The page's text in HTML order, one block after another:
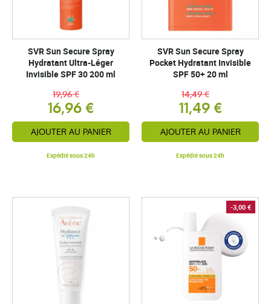
SVR Sun Secure Spray
Hydratant Ultra-Léger
Invisible SPF 30 200 ml
16,96 €
19,96 €
AJOUTER AU PANIER
Expédié sous 24h
SVR Sun Secure Spray
Pocket Hydratant Invisible
SPF 50+ 20 ml
11,49 €
14,49 €
AJOUTER AU PANIER
Expédié sous 24h
-3,00 €